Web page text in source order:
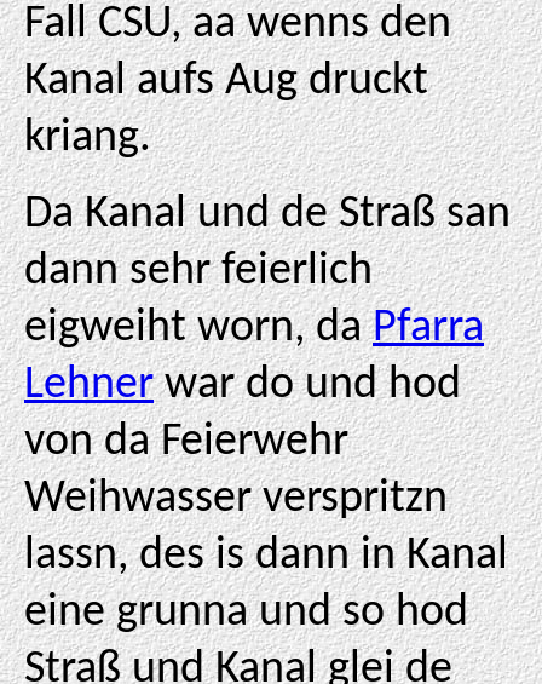
Fall CSU, aa wenns den
Kanal aufs Aug druckt
kriang.
Da Kanal und de Straß san
dann sehr feierlich
eigweiht worn, daPfarra
Lehnerwar do und hod
von da Feierwehr
Weihwasser verspritzn
lassn, des is dann in Kanal
eine grunna und so hod
Straß und Kanal glei de